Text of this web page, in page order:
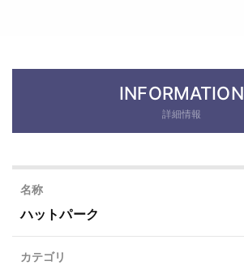
INFORMATION
詳細情報
名称
ハットパーク
カテゴリ